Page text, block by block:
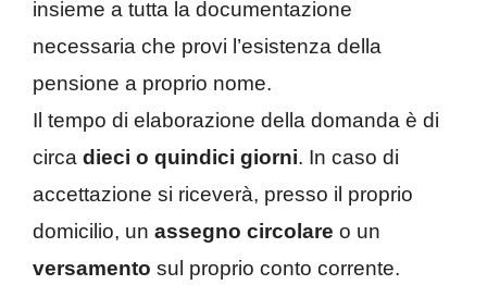
insieme a tutta la documentazione
necessaria che provi l’esistenza della
pensione a proprio nome.
Il tempo di elaborazione della domanda è di
circa dieci o quindici giorni. In caso di
accettazione si riceverà, presso il proprio
domicilio, un assegno circolare o un
versamento sul proprio conto corrente.